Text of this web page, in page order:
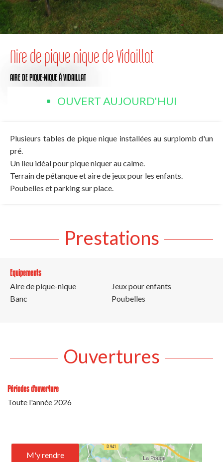
Aire de pique nique de Vidaillat
AIRE DE PIQUE-NIQUEÀ VIDAILLAT
OUVERT AUJOURD'HUI
Plusieurs tables de pique nique installées au surplomb d'un
pré.
Un lieu idéal pour pique niquer au calme.
Terrain de pétanque et aire de jeux pour les enfants.
Poubelles et parking sur place.
Prestations
Equipements
Aire de pique-nique
Banc
Jeux pour enfants
Poubelles
Ouvertures
Périodes d'ouverture
Toute l'année 2026
M'y rendre